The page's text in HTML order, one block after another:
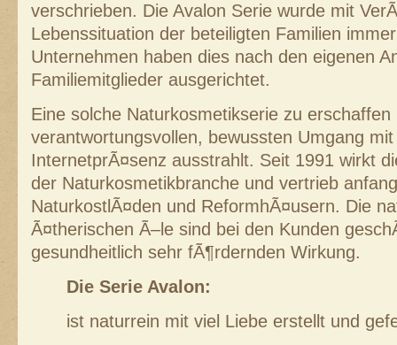
verschrieben. Die Avalon Serie wurde mit
Lebenssituation der beteiligten Familien
Unternehmen haben dies nach den eigenen
Familiemitglieder ausgerichtet.
Eine solche Naturkosmetikserie zu
verantwortungsvollen, bewussten Umgang
InternetprÃ¤senz ausstrahlt. Seit 1991 wirkt
der Naturkosmetikbranche und vertrieb
NaturkostlÃ¤den und ReformhÃ¤usern. Die
Ã¤therischen Ã–le sind bei den Kunden
gesundheitlich sehr fÃ¶rdernden Wirkung.
Die Serie Avalon:
ist naturrein mit viel Liebe erstellt und